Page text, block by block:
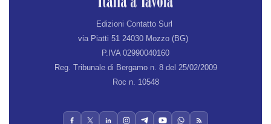
Edizioni Contatto Surl
via Piatti 51 24030 Mozzo (BG)
P.IVA 02990040160
Reg. Tribunale di Bergamo n. 8 del 25/02/2009
Roc n. 10548